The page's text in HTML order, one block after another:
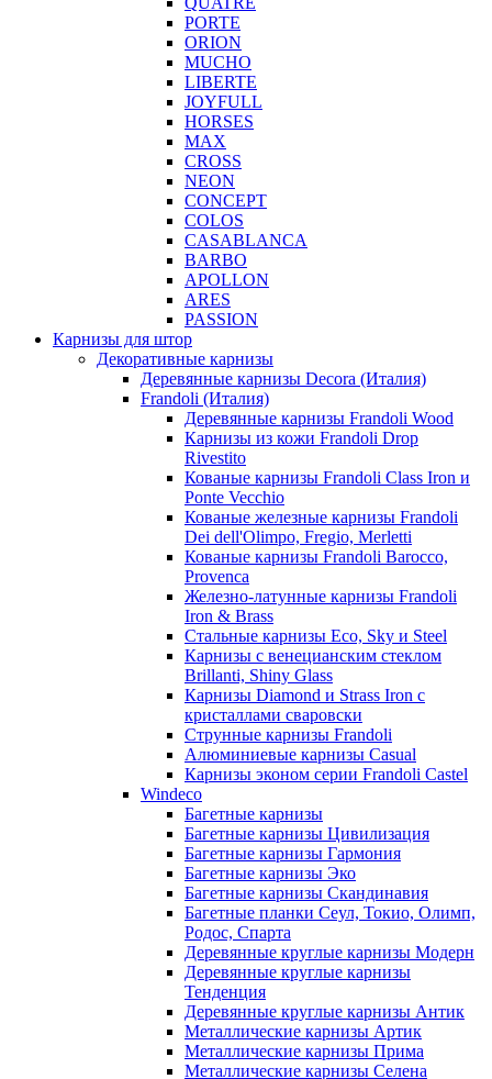
PORTE
ORION
MUCHO
LIBERTE
JOYFULL
HORSES
MAX
CROSS
NEON
CONCEPT
COLOS
CASABLANCA
BARBO
APOLLON
ARES
PASSION
Карнизы для штор
Декоративные карнизы
Деревянные карнизы Decora (Италия)
Frandoli (Италия)
Деревянные карнизы Frandoli Wood
Карнизы из кожи Frandoli Drop
Rivestito
Кованые карнизы Frandoli Class Iron и
Ponte Vecchio
Кованые железные карнизы Frandoli
Dei dell'Olimpo, Fregio, Merletti
Кованые карнизы Frandoli Barocco,
Provenca
Железно-латунные карнизы Frandoli
Iron & Brass
Стальные карнизы Eco, Sky и Steel
Карнизы с венецианским стеклом
Brillanti, Shiny Glass
Карнизы Diamond и Strass Iron с
кристаллами сваровски
Струнные карнизы Frandoli
Алюминиевые карнизы Casual
Карнизы эконом серии Frandoli Castel
Windeco
Багетные карнизы
Багетные карнизы Цивилизация
Багетные карнизы Гармония
Багетные карнизы Эко
Багетные карнизы Скандинавия
Багетные планки Сеул, Токио, Олимп,
Родос, Спарта
Деревянные круглые карнизы Модерн
Деревянные круглые карнизы
Тенденция
Деревянные круглые карнизы Антик
Металлические карнизы Артик
Металлические карнизы Прима
Металлические карнизы Селена